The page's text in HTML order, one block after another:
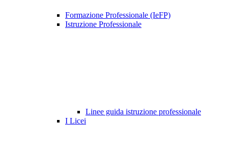
Formazione Professionale (IeFP)
Istruzione Professionale
Linee guida istruzione professionale
I Licei